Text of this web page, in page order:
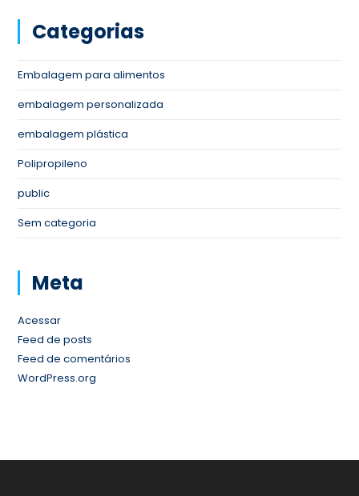
Categorias
Embalagem para alimentos
embalagem personalizada
embalagem plástica
Polipropileno
public
Sem categoria
Meta
Acessar
Feed de posts
Feed de comentários
WordPress.org